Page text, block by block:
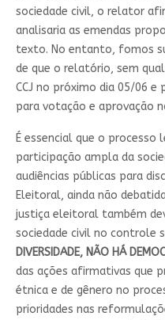
sociedade civil, o relator
analisaria as emendas
texto. No entanto, fomos
de que o relatório, sem
CCJ no próximo dia 05/06 e
para votação e aprovação
É essencial que o
participação ampla da
audiências públicas para
Eleitoral, ainda não
justiça eleitoral também
sociedade civil no controle
DIVERSIDADE, NÃO HÁ
das ações afirmativas que
étnica e de gênero no
prioridades nas